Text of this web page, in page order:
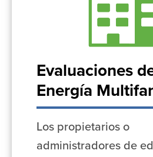
Evaluaciones
Energía
Los propietarios o
administradores de